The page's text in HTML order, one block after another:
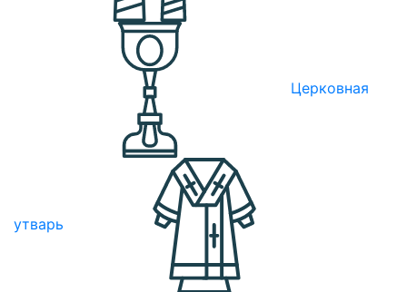
Церковная
утварь